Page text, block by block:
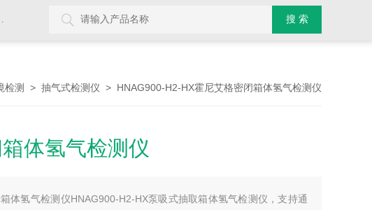
检测 > 抽气式检测仪 > HNAG900-H2-HX霍尼艾格密闭箱体氢气检测仪
体氢气检测仪
体氢气检测仪HNAG900-H2-HX泵吸式抽取箱体氢气检测仪，支持通